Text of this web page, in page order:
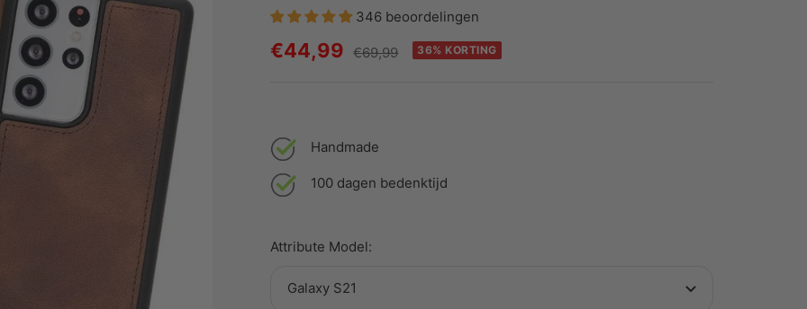
346 beoordelingen
Prijs
€44,99 Reguliere
€69,99 36% KORTING
Handmade
100 dagen bedenktijd
Attribute Model:
Galaxy S21